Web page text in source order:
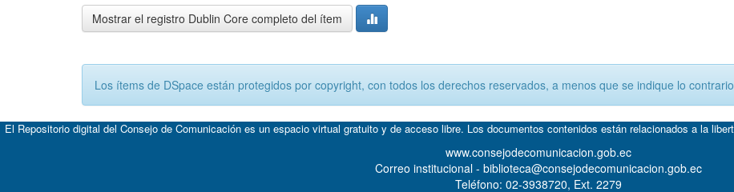
Mostrar el registro Dublin Core completo del ítem
Los ítems de DSpace están protegidos por copyright, con todos los derechos reservados, a menos que se indique lo
El Repositorio digital del Consejo de Comunicación es un espacio virtual gratuito y de acceso libre. Los documentos contenidos están relacionados a la
www.consejodecomunicacion.gob.ec
Correo institucional - biblioteca@consejodecomunicacion.gob.ec
Teléfono: 02-3938720, Ext. 2279